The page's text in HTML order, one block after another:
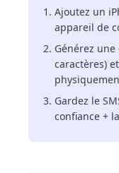
Ajoutez un
appareil de
Générez
caractères)
Gardez le
confiance +